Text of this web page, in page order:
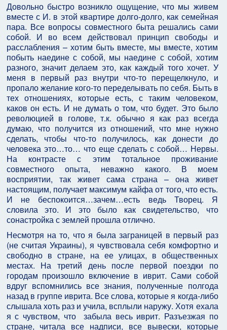
Довольно быстро возникло ощущение, что мы живем
вместе с И. в этой квартире долго-долго, как семейная
пара. Все вопросы совместного быта решались сами
собой. И во всем действовал принцип свободы и
расслабления – хотим быть вместе, мы вместе, хотим
побыть наедине с собой, мы наедине с собой, хотим
разного, значит делаем это, как каждый того хочет. У
меня в первый раз внутри что-то перещелкнуло, и
пропало желание кого-то переделывать по себя. Быть в
тех отношениях, которые есть, с таким человеком,
каков он есть. И не думать о том, что будет. Это было
революцией в голове, т.к. обычно я как раз всегда
думаю, что получится из отношений, что мне нужно
сделать, чтобы что-то получилось, как донести до
человека это…то… что еще сделать с собой… Нервы.
На контрасте с этим тотальное проживание
совместного опыта, неважно какого. В моем
восприятии, так живет сама страна – она живет
настоящим, получает максимум кайфа от того, что есть.
И не беспокоится…зачем…есть ведь Творец. Я
словила это. И это было как свидетельство, что
сонастройка с землей прошла отлично.
Несмотря на то, что я была заграницей в первый раз
(не считая Украины), я чувствовала себя комфортно и
свободно в стране, на ее улицах, в общественных
местах. На третий день после первой поездки по
городам произошло включение в иврит. Сами собой
вдруг вспомнились все знания, полученные полгода
назад в группе иврита. Все слова, которые я когда-либо
слышала хоть раз и учила, всплыли наружу. Хотя ехала
я с чувством, что забыла весь иврит. Разъезжая по
стране, читала все надписи, все вывески, которые